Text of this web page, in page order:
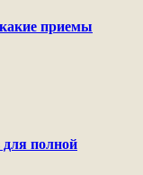
приемы
полной